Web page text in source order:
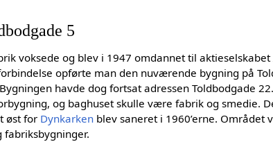
5
voksede og blev i 1947 omdannet til aktieselskabet
opførte man den nuværende bygning på
havde dog fortsat adressen Toldbodgade
og baghuset skulle være fabrik og smedie.
øst for Dynkarken blev saneret i 1960’erne.